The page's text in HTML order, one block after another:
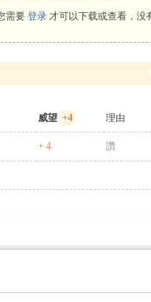
需要 登录 才可以下载或查看，没
威望 +4 理由
+ 4 讚